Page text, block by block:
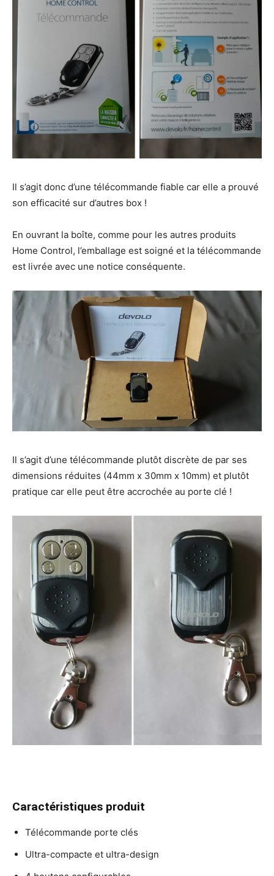
Il s’agit donc d’une télécommande fiable car elle a prouvé
son efficacité sur d’autres box !
En ouvrant la boîte, comme pour les autres produits
Home Control, l’emballage est soigné et la télécommande
est livrée avec une notice conséquente.
Il s’agit d’une télécommande plutôt discrète de par ses
dimensions réduites (44mm x 30mm x 10mm) et plutôt
pratique car elle peut être accrochée au porte clé !
Caractéristiques produit
Télécommande porte clés
Ultra-compacte et ultra-design